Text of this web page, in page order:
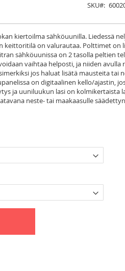
SKU
kiertoilma sähköuunilla. Liedessä
keittoritilä on valurautaa. Polttimet on
sähköuunissa on 2 tasolla peltien
vaihtaa helposti, ja niiden avulla
jos haluat lisätä mausteita tai
on digitaalinen kello/ajastin,
ja uuniluukun lasi on kolmikertaista
neste- tai maakaasulle